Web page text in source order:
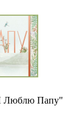
Люблю Папу"